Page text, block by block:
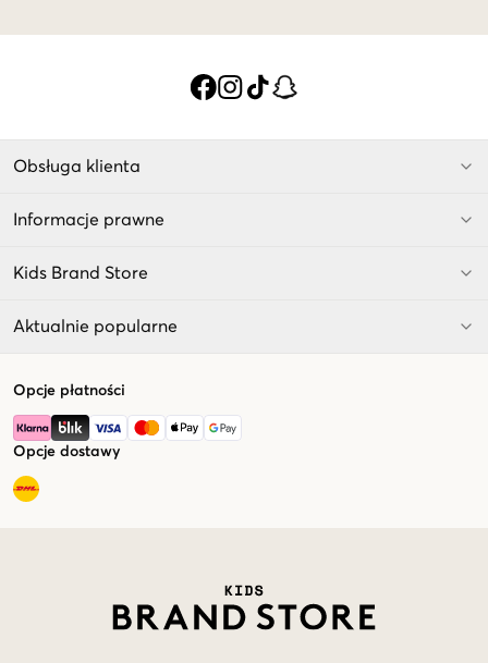
Obsługa klienta
Informacje prawne
Kids Brand Store
Aktualnie popularne
Opcje płatności
Opcje dostawy